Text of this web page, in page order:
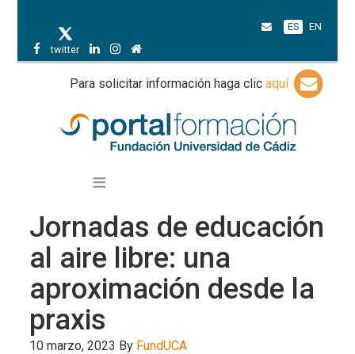
twitter
ES EN
Para solicitar información haga clic aquí
Jornadas de educación
al aire libre: una
aproximación desde la
praxis
10 marzo, 2023 By FundUCA